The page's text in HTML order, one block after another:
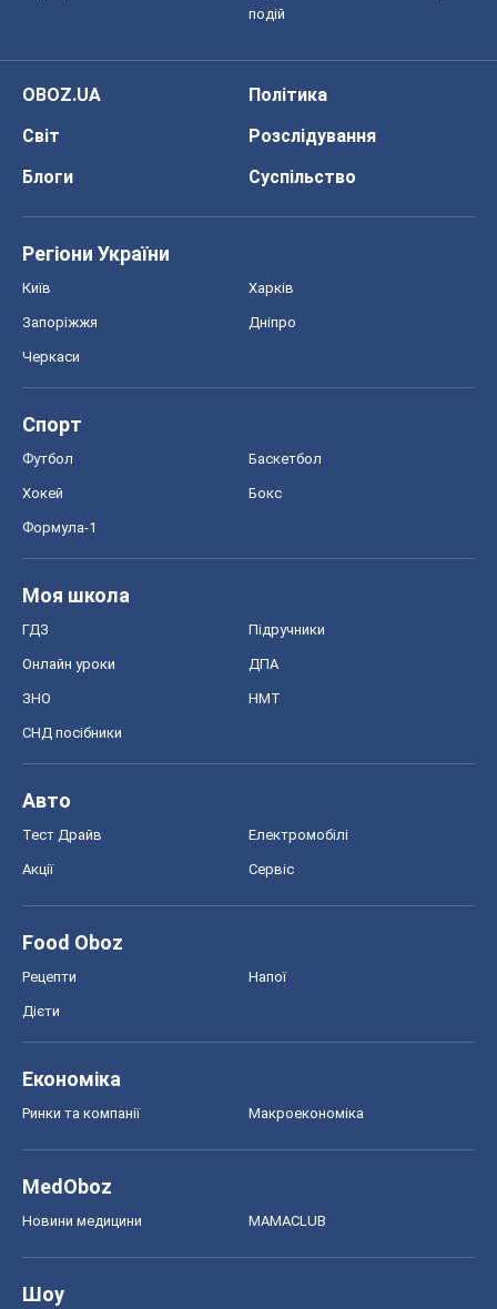
подій
OBOZ.UA
Політика
Світ
Розслідування
Блоги
Суспільство
Регіони України
Київ Харків
Запоріжжя Дніпро
Черкаси
Спорт
Футбол Баскетбол
Хокей Бокс
Формула-1
Моя школа
ГДЗ Підручники
Онлайн уроки ДПА
ЗНО НМТ
СНД посібники
Авто
Тест Драйв Електромобілі
Акції Сервіс
Food Oboz
Рецепти Напої
Дієти
Економіка
Ринки та компанії Макроекономіка
MedOboz
Новини медицини MAMACLUB
Шоу